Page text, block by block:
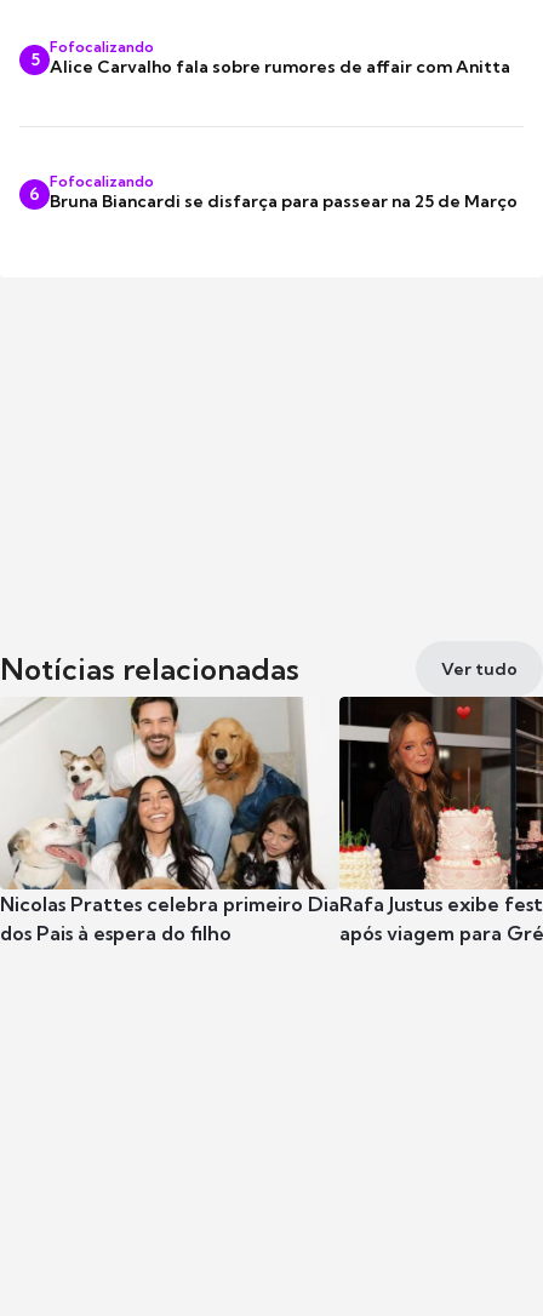
5
Fofocalizando
Alice Carvalho fala sobre rumores de affair com Anitta
6
Fofocalizando
Bruna Biancardi se disfarça para passear na 25 de Março
Notícias relacionadas Ver tudo
Nicolas Prattes celebra primeiro Dia
dos Pais à espera do filho
Rafa Justus exibe
após viagem para